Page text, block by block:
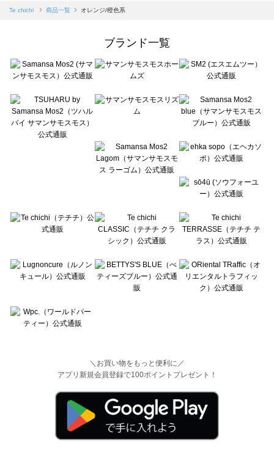
Samansa Mos2 blue（サマンサモスモス ブルー）の一覧
Te chichi（テチチ）の一覧
Te chichi CLASSIC（テチチ クラシック）の一覧
Lugnoncure（ルノンキュール）の一覧
BETTY'S BLUE（べティーズブルー）の一覧
Wpc.（ワールドパーティー）の一覧
Te chichi 商品一覧 オレンジ/橙色系
ブランド一覧
＼お買い物をもっと便利に／
アプリ新規会員登録で100ポイントプレゼント！